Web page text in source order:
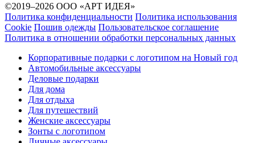
©2019–2026 ООО «АРТ ИДЕЯ»
Политика конфиденциальности Политика использования
Cookie Пошив одежды Пользовательское соглашение
Политика в отношении обработки персональных данных
Корпоративные подарки с логотипом на Новый год
Автомобильные аксессуары
Деловые подарки
Для дома
Для отдыха
Для путешествий
Женские аксессуары
Зонты с логотипом